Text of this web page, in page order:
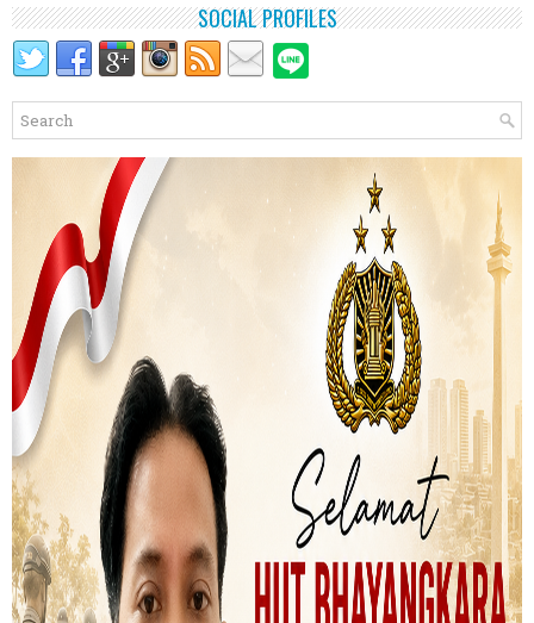
SOCIAL PROFILES